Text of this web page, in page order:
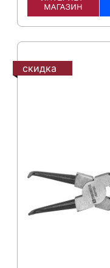
скидка